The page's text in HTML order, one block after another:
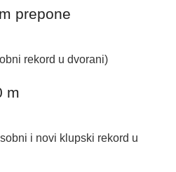
prepone
rekord u dvorani)
m
i novi klupski rekord u